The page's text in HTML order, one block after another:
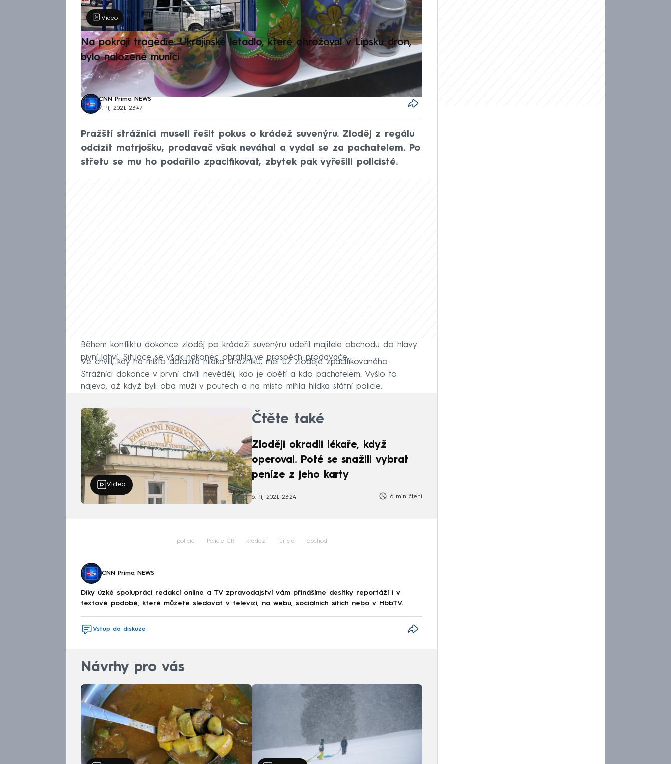
Video
Na pokraji tragédie: Ukrajinské letadlo, které ohrožoval v Lipsku dron,
bylo naložené municí
CNN Prima NEWS
7. říj 2021, 23:47
Pražští strážníci museli řešit pokus o krádež suvenýru. Zloděj z regálu
odcizit matrjošku, prodavač však neváhal a vydal se za pachatelem. Po
střetu se mu ho podařilo zpacifikovat, zbytek pak vyřešili policisté.
Během konfliktu dokonce zloděj po krádeži suvenýru udeřil majitele obchodu do hlavy
pivní lahví. Situace se však nakonec obrátila ve prospěch prodavače.
Ve chvíli, kdy na místo dorazila hlídka strážníků, měl už zloděje zpacifikovaného.
Strážníci dokonce v první chvíli nevěděli, kdo je obětí a kdo pachatelem. Vyšlo to
najevo, až když byli oba muži v poutech a na místo mířila hlídka státní policie.
Video
Čtěte také
Zloději okradli lékaře, když
operoval. Poté se snažili vybrat
peníze z jeho karty
6. říj 2021, 23:24 6 min čtení
policie Policie ČR krádež turista obchod
CNN Prima NEWS
Díky úzké spolupráci redakcí online a TV zpravodajství vám přinášíme desítky reportáží i v
textové podobě, které můžete sledovat v televizi, na webu, sociálních sítích nebo v HbbTV.
Vstup do diskuze
Návrhy pro vás